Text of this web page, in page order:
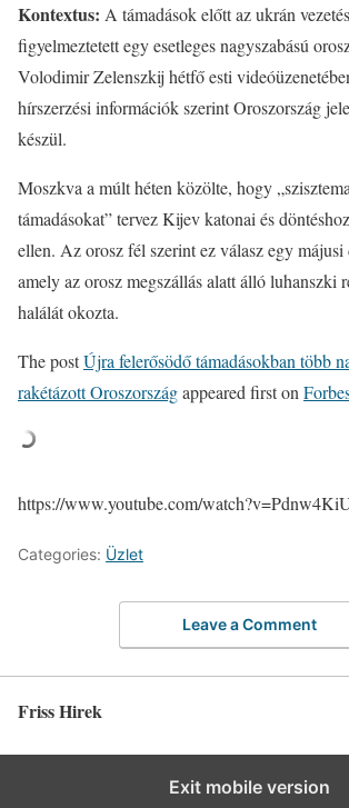
Kontextus: A támadások előtt az ukrán
figyelmeztetett egy esetleges nagyszabású
Volodimir Zelenszkij hétfő esti
hírszerzési információk szerint Oroszország
készül.
Moszkva a múlt héten közölte, hogy
támadásokat” tervez Kijev katonai és
ellen. Az orosz fél szerint ez válasz egy májusi
amely az orosz megszállás alatt álló luhanszki
halálát okozta.
The postÚjra felerősödő támadásokban több
rakétázott Oroszországappeared first on
https://www.youtube.com/
Categories: Üzlet
Leave a Comment
Friss Hirek
Exit mobile version